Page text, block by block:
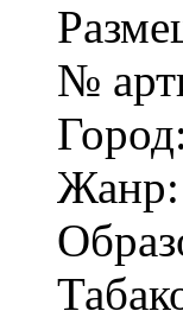
№
Город:
Жанр: